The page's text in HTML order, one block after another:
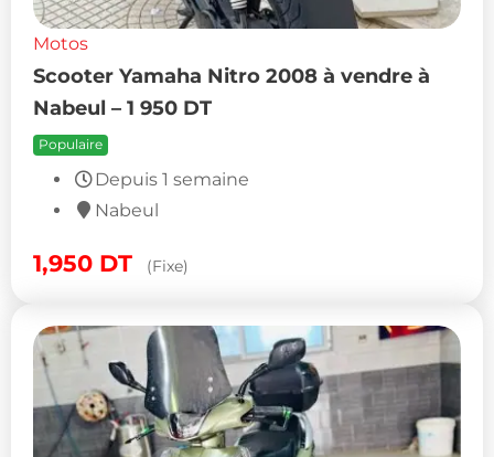
Motos
Scooter Yamaha Nitro 2008 à vendre à
Nabeul – 1 950 DT
Populaire
Depuis 1 semaine
Nabeul
1,950 DT (Fixe)